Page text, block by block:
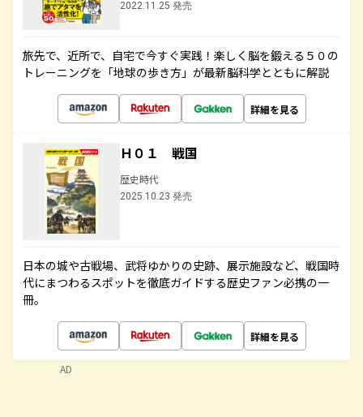
2022.11.25 発売
旅先で、近所で、自宅で今すぐ実践！楽しく脳を鍛える５０の
トレーニングを「地球の歩き方」が最新脳科学とともに解説
詳細を見る
Ｈ０１ 戦国
歴史時代
2025.10.23 発売
日本の城や古戦場、武将ゆかりの史跡、展示施設など、戦国時
代にまつわるスポットを徹底ガイドする歴史ファン必携の一
冊。
詳細を見る
AD